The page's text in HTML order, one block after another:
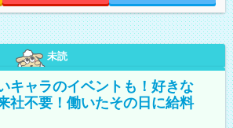
未読
キャラのイベントも！好きな
社不要！働いたその日に給料